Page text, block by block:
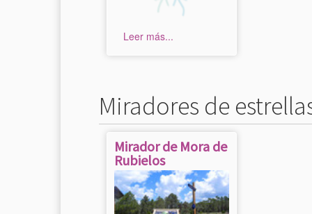
Leer más...
Miradores de
Mirador de Mora de
Rubielos